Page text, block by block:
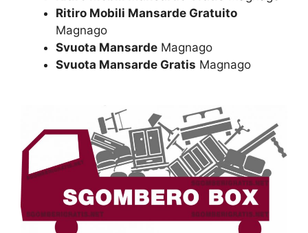
Ritiro Mobili Mansarde Gratuito
Magnago
Svuota Mansarde Magnago
Svuota Mansarde Gratis Magnago